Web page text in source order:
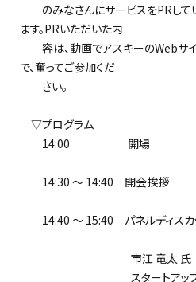
のみなさんにサービスをPRして
ます。PRいただいた内
容は、動画でアスキーのWebサ
で、奮ってご参加くだ
さい。
▽プログラム
14:00 開場
14:30 ～ 14:40 開会挨拶
14:40 ～ 15:40 パネルディスカ
市江 竜太 氏
スタートアップサポー